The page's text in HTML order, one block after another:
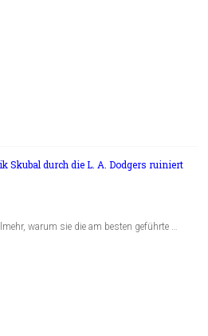
Skubal durch die L. A. Dodgers ruiniert
warum sie die am besten geführte …